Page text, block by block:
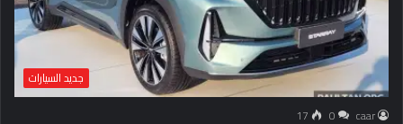
جديد السيارات
caar
0
17